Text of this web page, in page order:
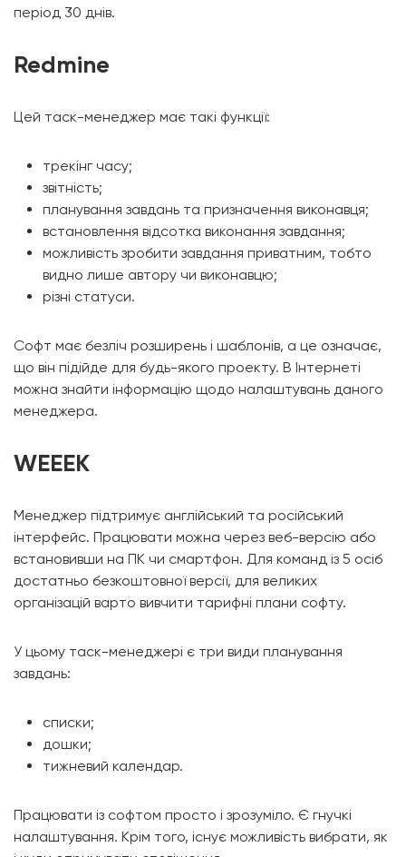
період 30 днів.
Redmine
Цей таск-менеджер має такі функції:
трекінг часу;
звітність;
планування завдань та призначення виконавця;
встановлення відсотка виконання завдання;
можливість зробити завдання приватним, тобто
видно лише автору чи виконавцю;
різні статуси.
Софт має безліч розширень і шаблонів, а це означає,
що він підійде для будь-якого проекту. В Інтернеті
можна знайти інформацію щодо налаштувань даного
менеджера.
WEEEK
Менеджер підтримує англійський та російський
інтерфейс. Працювати можна через веб-версію або
встановивши на ПК чи смартфон. Для команд із 5 осіб
достатньо безкоштовної версії, для великих
організацій варто вивчити тарифні плани софту.
У цьому таск-менеджері є три види планування
завдань:
списки;
дошки;
тижневий календар.
Працювати із софтом просто і зрозуміло. Є гнучкі
налаштування. Крім того, існує можливість вибрати, як